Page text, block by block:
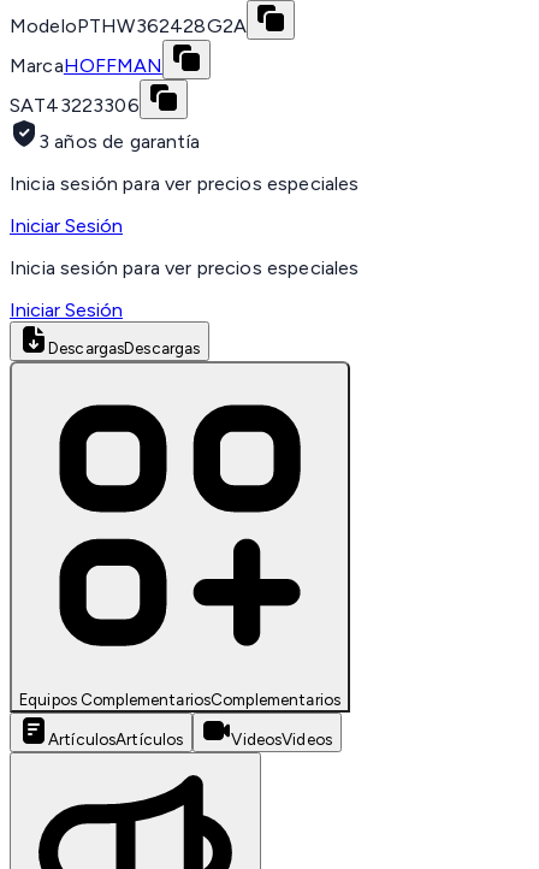
ModeloPTHW362428G2A
MarcaHOFFMAN
SAT43223306
3 años de garantía
Inicia sesión para ver precios especiales
Iniciar Sesión
Inicia sesión para ver precios especiales
Iniciar Sesión
DescargasDescargas
Equipos ComplementariosComplementarios
ArtículosArtículos VideosVideos